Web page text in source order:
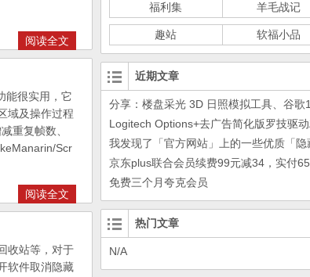
阅读全文
能很实用，它
域及操作过程
重复帧数、
Scr
阅读全文
收站等，对于
软件取消隐藏
福利集 羊毛战记
趣站 软福小品
近期文章
京东plus联合会员续费99元减34，实付65
免费三个月夸克会员
热门文章
N/A